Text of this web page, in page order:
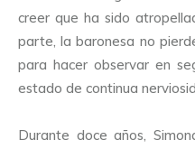
creer que ha sido
parte, la baronesa no
para hacer observar en
estado de continua
Durante doce años,